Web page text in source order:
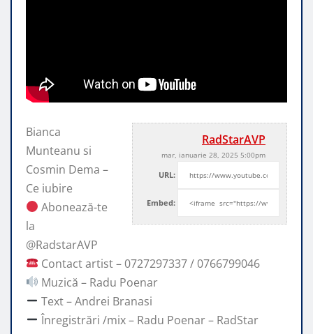
RadStarAVP
mar, ianuarie 28, 2025 5:00pm
URL:
Embed:
Bianca
Munteanu si
Cosmin Dema –
Ce iubire
Abonează-te
la ​
@RadstarAVP
Contact artist – 0727297337 / 0766799046
Muzică – Radu Poenar
Text – Andrei Branasi
Înregistrări /mix – Radu Poenar – RadStar